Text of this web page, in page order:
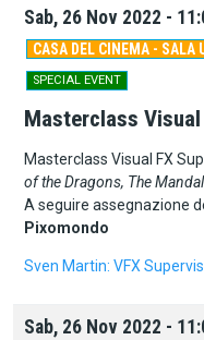
Sab, 26 Nov 2022 -
CASA DEL CINEMA - SALA
SPECIAL EVENT
Masterclass
Masterclass Visual FX
of the Dragons, The
A seguire assegnazione
Pixomondo
Sven Martin: VFX
Sab, 26 Nov 2022 -